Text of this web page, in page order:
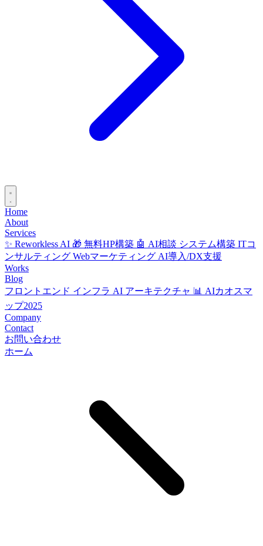
Home
About
Services
✨ Reworkless AI 🎁 無料HP構築 🤖 AI相談 システム構築 ITコ
ンサルティング Webマーケティング AI導入/DX支援
Works
Blog
フロントエンド インフラ AI アーキテクチャ 📊 AIカオスマ
ップ2025
Company
Contact
お問い合わせ
ホーム